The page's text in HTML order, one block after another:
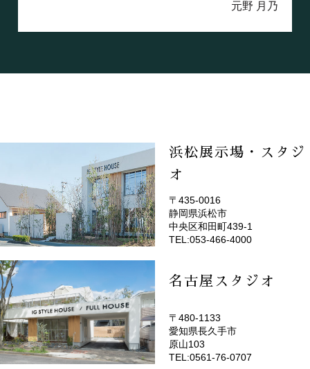
元野 月乃
浜松展示場・スタジ
オ
(EMOTOP浜松)
〒435-0016
静岡県浜松市
中央区和田町439-1
TEL:053-466-4000
名古屋スタジオ
(EMOTOP名古屋)
〒480-1133
愛知県長久手市
原山103
TEL:0561-76-0707